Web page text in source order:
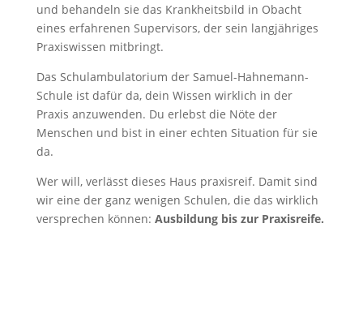
und behandeln sie das Krankheitsbild in Obacht
eines erfahrenen Supervisors, der sein langjähriges
Praxiswissen mitbringt.
Das Schulambulatorium der Samuel-Hahnemann-
Schule ist dafür da, dein Wissen wirklich in der
Praxis anzuwenden. Du erlebst die Nöte der
Menschen und bist in einer echten Situation für sie
da.
Wer will, verlässt dieses Haus praxisreif. Damit sind
wir eine der ganz wenigen Schulen, die das wirklich
versprechen können: Ausbildung bis zur Praxisreife.